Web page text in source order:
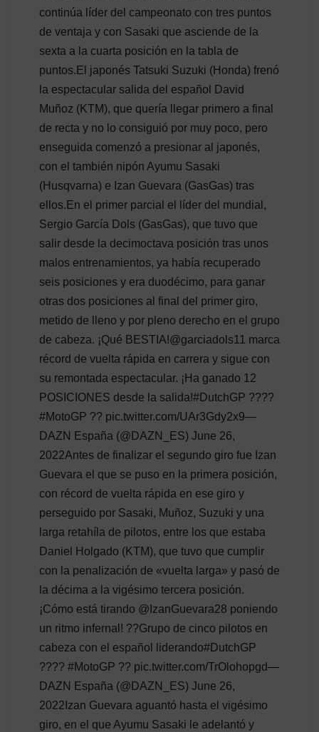
continúa líder del campeonato con tres puntos
de ventaja y con Sasaki que asciende de la
sexta a la cuarta posición en la tabla de
puntos.El japonés Tatsuki Suzuki (Honda) frenó
la espectacular salida del español David
Muñoz (KTM), que quería llegar primero a final
de recta y no lo consiguió por muy poco, pero
enseguida comenzó a presionar al japonés,
con el también nipón Ayumu Sasaki
(Husqvarna) e Izan Guevara (GasGas) tras
ellos.En el primer parcial el líder del mundial,
Sergio García Dols (GasGas), que tuvo que
salir desde la decimoctava posición tras unos
malos entrenamientos, ya había recuperado
seis posiciones y era duodécimo, para ganar
otras dos posiciones al final del primer giro,
metido de lleno y por pleno derecho en el grupo
de cabeza. ¡Qué BESTIA!@garciadols11 marca
récord de vuelta rápida en carrera y sigue con
su remontada espectacular. ¡Ha ganado 12
POSICIONES desde la salida!#DutchGP ????
#MotoGP ?? pic.twitter.com/UAr3Gdy2x9—
DAZN España (@DAZN_ES) June 26,
2022Antes de finalizar el segundo giro fue Izan
Guevara el que se puso en la primera posición,
con récord de vuelta rápida en ese giro y
perseguido por Sasaki, Muñoz, Suzuki y una
larga retahíla de pilotos, entre los que estaba
Daniel Holgado (KTM), que tuvo que cumplir
con la penalización de «vuelta larga» y pasó de
la décima a la vigésimo tercera posición.
¡Cómo está tirando @IzanGuevara28 poniendo
un ritmo infernal! ??Grupo de cinco pilotos en
cabeza con el español liderando#DutchGP
???? #MotoGP ?? pic.twitter.com/TrOlohopgd—
DAZN España (@DAZN_ES) June 26,
2022Izan Guevara aguantó hasta el vigésimo
giro, en el que Ayumu Sasaki le adelantó y